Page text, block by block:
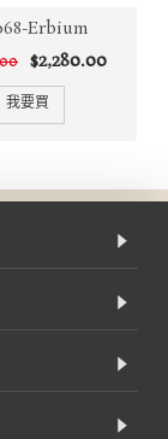
Erbium
$2,280.00
我要買